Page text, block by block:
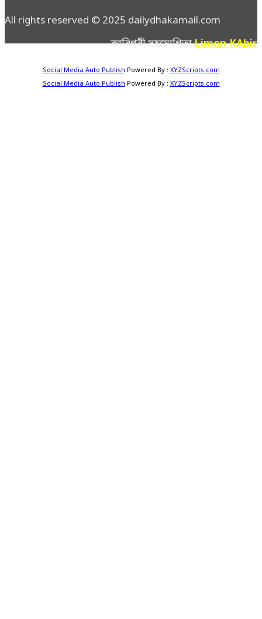
All rights reserved © 2025 dailydhakamail.com
কারিগরী সহযোগিতাLimon KAbir
Social Media Auto Publish Powered By : XYZScripts.com
Social Media Auto Publish Powered By : XYZScripts.com